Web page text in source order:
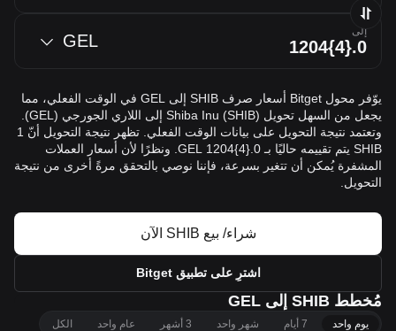
إلى GEL
يوّفر محول Bitget أسعار صرف SHIB إلى GEL في الوقت الفعلي، مما
يجعل من السهل تحويل Shiba Inu (SHIB) إلى اللاري الجورجي (GEL).
وتعتمد نتيجة التحويل على بيانات الوقت الفعلي. تظهر نتيجة التحويل أنّ 1
SHIB يتم تقييمه حاليًا بـ 0.{4}1204 GEL. ونظرًا لأن أسعار العملات
المشفرة يُمكن أن تتغير بسرعة، فإننا نوصي بالتحقق مرةً أخرى من نتيجة
التحويل.
شراء/ بيع SHIB الآن
اشترِ على تطبيق Bitget
مُخطط SHIB إلى GEL
يوم واحد 7 أيام شهر واحد 3 أشهر عام واحد الكل